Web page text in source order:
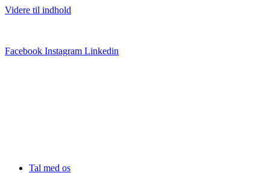
Videre til indhold
Facebook Instagram Linkedin
Tal med os